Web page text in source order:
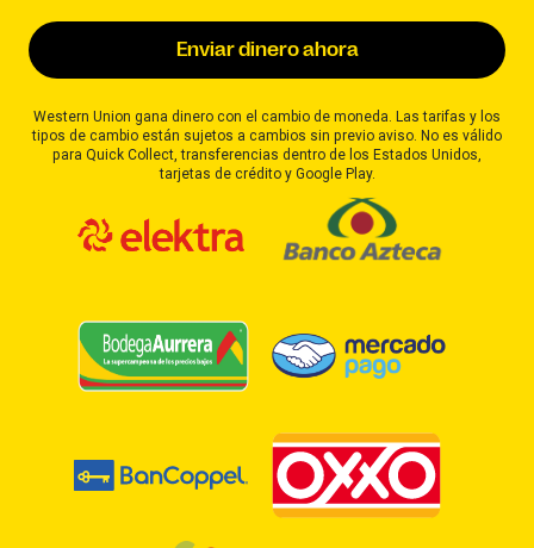
Enviar dinero ahora
Western Union gana dinero con el cambio de moneda. Las tarifas y los
tipos de cambio están sujetos a cambios sin previo aviso. No es válido
para Quick Collect, transferencias dentro de los Estados Unidos,
tarjetas de crédito y Google Play.